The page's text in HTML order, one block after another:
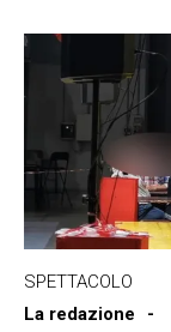
SPETTACOLO
La redazione